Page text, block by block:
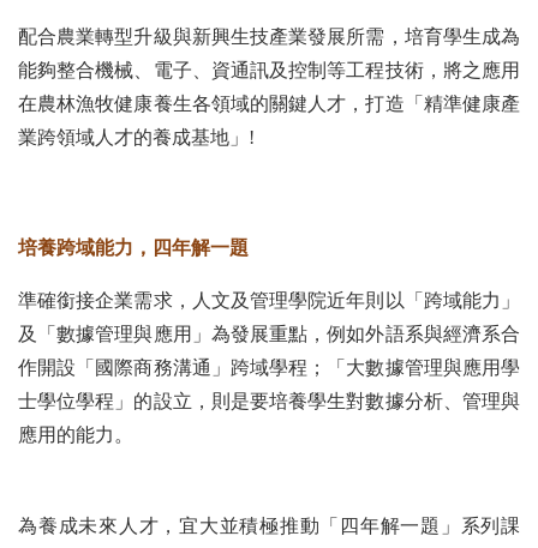
配合農業轉型升級與新興生技產業發展所需，培育學生成為
能夠整合機械、電子、資通訊及控制等工程技術，將之應用
在農林漁牧健康養生各領域的關鍵人才，打造「精準健康產
業跨領域人才的養成基地」!
培養跨域能力，四年解一題
準確銜接企業需求，人文及管理學院近年則以「跨域能力」
及「數據管理與應用」為發展重點，例如外語系與經濟系合
作開設「國際商務溝通」跨域學程；「大數據管理與應用學
士學位學程」的設立，則是要培養學生對數據分析、管理與
應用的能力。
為養成未來人才，宜大並積極推動「四年解一題」系列課